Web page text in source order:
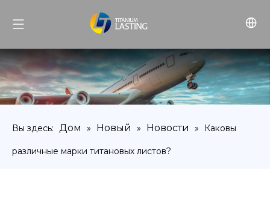
Вы здесь: Дом » Новый » Новости » Каковы
различные марки титановых листов?